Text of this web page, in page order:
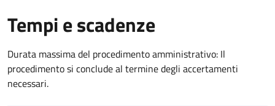
Tempi e scadenze
Durata massima del procedimento amministrativo: Il
procedimento si conclude al termine degli accertamenti
necessari.